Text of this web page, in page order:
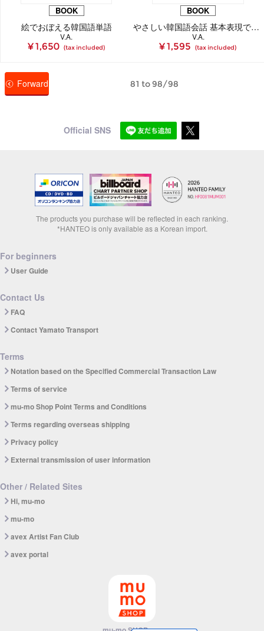
BOOK
絵でおぼえる韓国語単語
V.A.
¥ 1,650 (tax included)
BOOK
やさしい韓国語会話 基本表現でらくらく話せる
V.A.
¥ 1,595 (tax included)
Forward 81 to 98/98
Official SNS
The products you purchase will be reflected in each ranking.
*HANTEO is only available as a Korean import.
For beginners
User Guide
Contact Us
FAQ
Contact Yamato Transport
Terms
Notation based on the Specified Commercial Transaction Law
Terms of service
mu-mo Shop Point Terms and Conditions
Terms regarding overseas shipping
Privacy policy
External transmission of user information
Other / Related Sites
Hi, mu-mo
mu-mo
avex Artist Fan Club
avex portal